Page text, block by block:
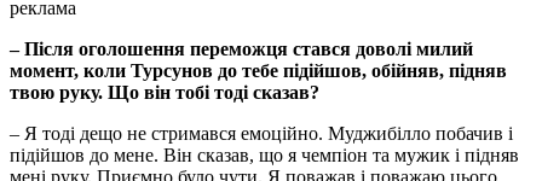
реклама
– Після оголошення переможця стався доволі милий
момент, коли Турсунов до тебе підійшов, обійняв, підняв
твою руку. Що він тобі тоді сказав?
– Я тоді дещо не стримався емоційно. Муджибілло побачив і
підійшов до мене. Він сказав, що я чемпіон та мужик і підняв